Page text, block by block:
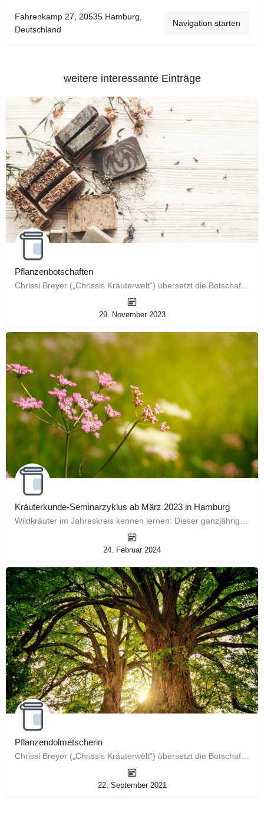
Fahrenkamp 27, 20535 Hamburg,
Deutschland
Navigation starten
weitere interessante Einträge
Pflanzenbotschaften
Chrissi Breyer („Chrissis Kräuterwelt“) übersetzt die Botschaften von Pflanzen: Diese besondere Veranstaltung…
29. November 2023
Kräuterkunde-Seminarzyklus ab März 2023 in Hamburg
Wildkräuter im Jahreskreis kennen lernen: Dieser ganzjährige Seminarzyklus vereint Kräuterkunde und altes…
24. Februar 2024
Pflanzendolmetscherin
Chrissi Breyer („Chrissis Kräuterwelt“) übersetzt die Botschaft von Pflanzen: Diese besondere Veranstaltung…
22. September 2021